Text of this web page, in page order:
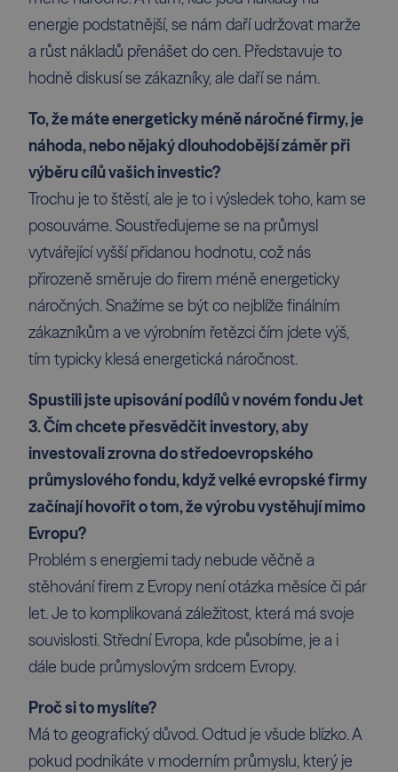
energie podstatnější, se nám daří udržovat marže
a růst nákladů přenášet do cen. Představuje to
hodně diskusí se zákazníky, ale daří se nám.
To, že máte energeticky méně náročné firmy, je
náhoda, nebo nějaký dlouhodobější záměr při
výběru cílů vašich investic?
Trochu je to štěstí, ale je to i výsledek toho, kam se
posouváme. Soustřeďujeme se na průmysl
vytvářející vyšší přidanou hodnotu, což nás
přirozeně směruje do firem méně energeticky
náročných. Snažíme se být co nejblíže finálním
zákazníkům a ve výrobním řetězci čím jdete výš,
tím typicky klesá energetická náročnost.
Spustili jste upisování podílů v novém fondu Jet
3. Čím chcete přesvědčit investory, aby
investovali zrovna do středoevropského
průmyslového fondu, když velké evropské firmy
začínají hovořit o tom, že výrobu vystěhují mimo
Evropu?
Problém s energiemi tady nebude věčně a
stěhování firem z Evropy není otázka měsíce či pár
let. Je to komplikovaná záležitost, která má svoje
souvislosti. Střední Evropa, kde působíme, je a i
dále bude průmyslovým srdcem Evropy.
Proč si to myslíte?
Má to geografický důvod. Odtud je všude blízko. A
pokud podnikáte v moderním průmyslu, který je